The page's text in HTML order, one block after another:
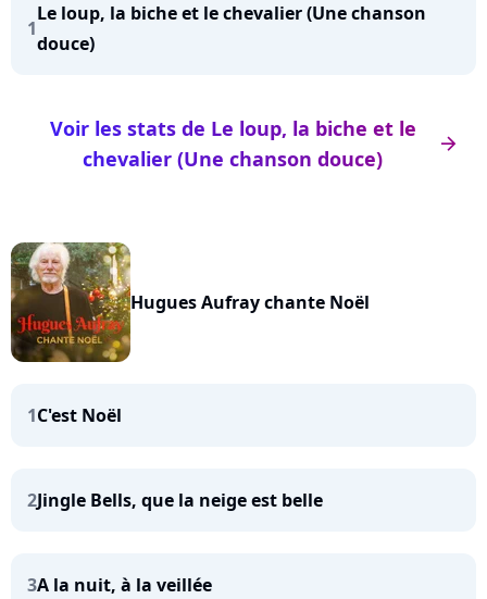
1
Le loup, la biche et le chevalier (Une chanson
douce)
arrow_right
Voir les stats de Le loup, la biche et le
chevalier (Une chanson douce)
Hugues Aufray chante Noël
1C'est Noël
2Jingle Bells, que la neige est belle
3A la nuit, à la veillée